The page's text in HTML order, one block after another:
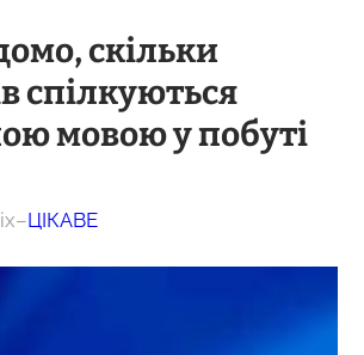
скільки
спілкуються
мовою у побуті
–ЦІКАВЕ